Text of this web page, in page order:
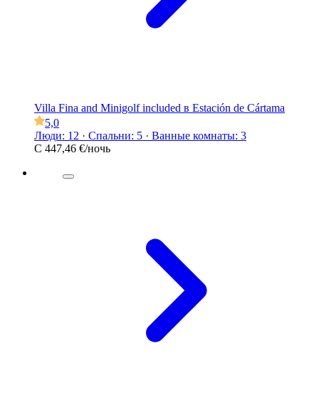
Villa Fina and Minigolf included в Estación de Cártama
5,0
Люди: 12 · Спальни: 5 · Ванные комнаты: 3
С 447,46 €/ночь